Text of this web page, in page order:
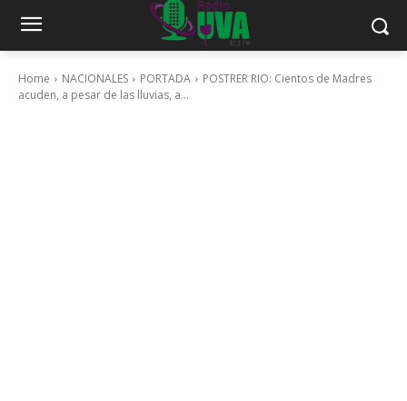
Home NACIONALES PORTADA
POSTRER RIO: Cientos de Madres
acuden, a pesar de las lluvias, a...